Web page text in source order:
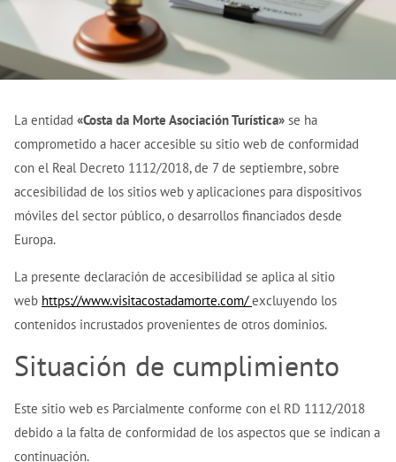
La entidad «Costa da Morte Asociación Turística» se ha
comprometido a hacer accesible su sitio web de conformidad
con el Real Decreto 1112/2018, de 7 de septiembre, sobre
accesibilidad de los sitios web y aplicaciones para dispositivos
móviles del sector público, o desarrollos financiados desde
Europa.
La presente declaración de accesibilidad se aplica al sitio
web https://www.visitacostadamorte.com/excluyendo los
contenidos incrustados provenientes de otros dominios.
Situación de cumplimiento
Este sitio web es Parcialmente conforme con el RD 1112/2018
debido a la falta de conformidad de los aspectos que se indican a
continuación.